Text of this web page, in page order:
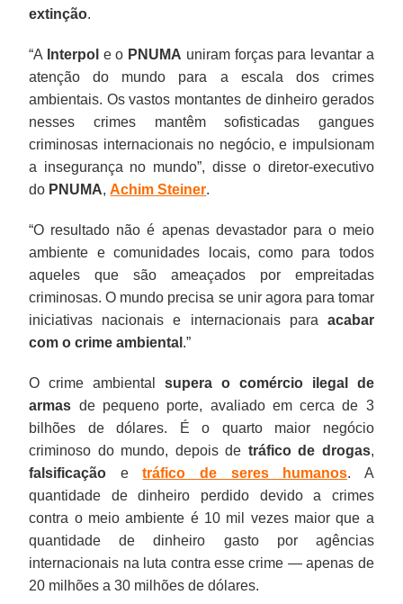
extinção.
“A Interpol e o PNUMA uniram forças para levantar a
atenção do mundo para a escala dos crimes
ambientais. Os vastos montantes de dinheiro gerados
nesses crimes mantêm sofisticadas gangues
criminosas internacionais no negócio, e impulsionam
a insegurança no mundo”, disse o diretor-executivo
do PNUMA,Achim Steiner.
“O resultado não é apenas devastador para o meio
ambiente e comunidades locais, como para todos
aqueles que são ameaçados por empreitadas
criminosas. O mundo precisa se unir agora para tomar
iniciativas nacionais e internacionais para acabar
com o crime ambiental .”
O crime ambientalsupera o comércio ilegal de
armas de pequeno porte, avaliado em cerca de 3
bilhões de dólares. É o quarto maior negócio
criminoso do mundo, depois de tráfico de drogas,
falsificação etráfico de seres humanos. A
quantidade de dinheiro perdido devido a crimes
contra o meio ambiente é 10 mil vezes maior que a
quantidade de dinheiro gasto por agências
internacionais na luta contra esse crime — apenas de
20 milhões a 30 milhões de dólares.